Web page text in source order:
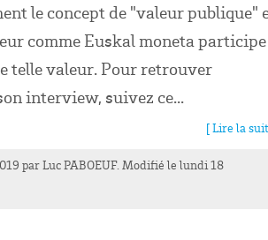
le concept de "valeur publique"
comme Euskal moneta
telle valeur. Pour retrouver
interview, suivez ce...
[ Lire la
parLucPABOEUF. Modifié le lundi 18